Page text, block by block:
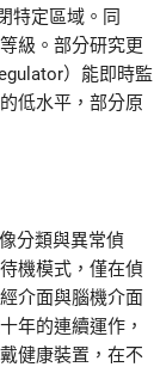
特定區域。同
級。部分研究更
）能即時監
低水平，部分原
分類與異常偵
機模式，僅在偵
介面與腦機介面
年的連續運作，
健康裝置，在不